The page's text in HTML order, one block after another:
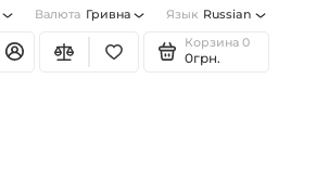
Валюта Гривна Язык Russian
Корзина 0
0грн.